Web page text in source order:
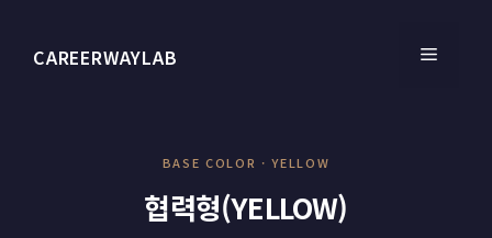
CAREERWAYLAB 메
BASE COLOR · YELLOW
협력형(YELLOW)